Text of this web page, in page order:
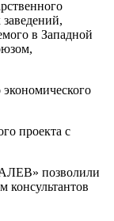
в Западной
проекта с
позволили
консультантов